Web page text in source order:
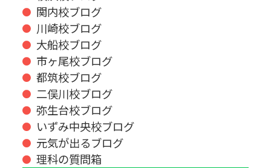
関内校ブログ
川崎校ブログ
大船校ブログ
市ヶ尾校ブログ
都筑校ブログ
二俣川校ブログ
弥生台校ブログ
いずみ中央校ブログ
元気が出るブログ
理科の質問箱